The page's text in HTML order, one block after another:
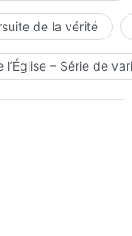
de la vérité
l’Église – Série de